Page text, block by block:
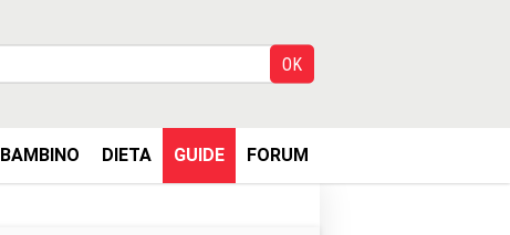
BAMBINO DIETA GUIDE FORUM